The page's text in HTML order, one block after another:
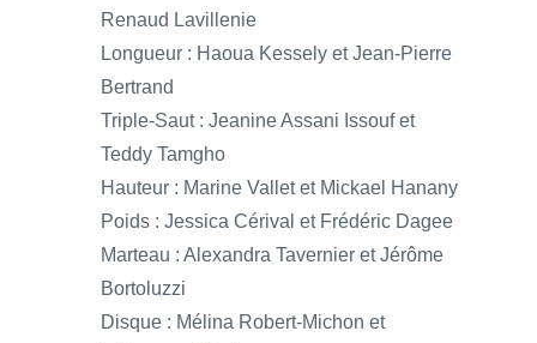
Renaud Lavillenie
Longueur : Haoua Kessely et Jean-Pierre
Bertrand
Triple-Saut : Jeanine Assani Issouf et
Teddy Tamgho
Hauteur : Marine Vallet et Mickael Hanany
Poids : Jessica Cérival et Frédéric Dagee
Marteau : Alexandra Tavernier et Jérôme
Bortoluzzi
Disque : Mélina Robert-Michon et